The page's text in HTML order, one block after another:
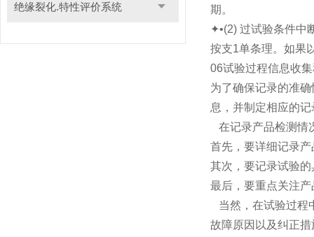
绝缘裂化.特性评价系统
期。
✦•(2) 过试验条件中
按支1单条理。如果
06试验过程信息收
为了确保记录的准
息，并制定相应的
在记录产品检测情
首先，要详细记录
其次，要记录试验
最后，要重点关注
当然，在试验过程
故障原因以及纠正